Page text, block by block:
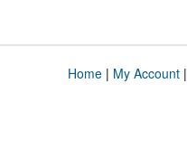
Home| My Account|